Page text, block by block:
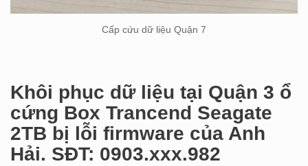
Cấp cứu dữ liệu Quận 7
Khôi phục dữ liệu tại Quận 3 ổ
cứng Box Trancend Seagate
2TB bị lỗi firmware của Anh
Hải. SĐT: 0903.xxx.982